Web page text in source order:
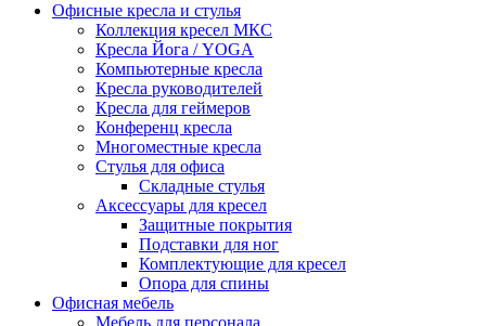
Офисные кресла и стулья
Коллекция кресел МКС
Кресла Йога / YOGA
Компьютерные кресла
Кресла руководителей
Кресла для геймеров
Конференц кресла
Многоместные кресла
Стулья для офиса
Складные стулья
Аксессуары для кресел
Защитные покрытия
Подставки для ног
Комплектующие для кресел
Опора для спины
Офисная мебель
Мебель для персонала